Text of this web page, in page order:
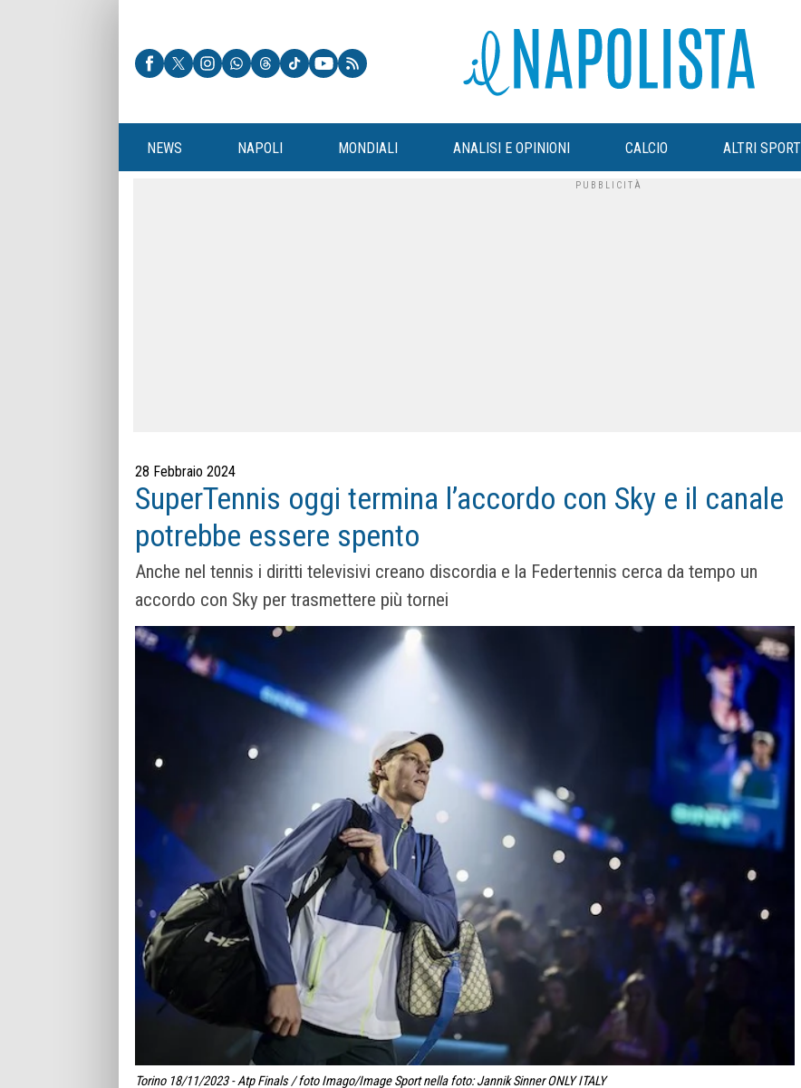
NEWS NAPOLI MONDIALI ANALISI E OPINIONI CALCIO ALTRI SPORT
28 Febbraio 2024
SuperTennis oggi termina l’accordo con Sky e il canale
potrebbe essere spento
Anche nel tennis i diritti televisivi creano discordia e la Federtennis cerca da tempo un
accordo con Sky per trasmettere più tornei
Torino 18/11/2023 - Atp Finals / foto Imago/Image Sport nella foto: Jannik Sinner ONLY ITALY